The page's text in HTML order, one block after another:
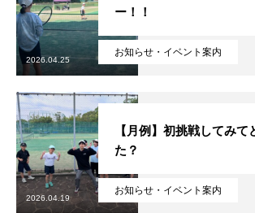
お知らせ・イベント案内
ー！！
2026.04.25
お知らせ・イベント案内
【月例】初挑戦してみて
た？
2026.04.19